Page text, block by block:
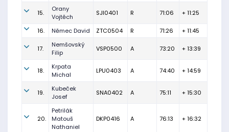
15.
Orany
Vojtěch
SJI0401 R 71:06 + 11:25
16. Němec David ZTC0504 R 71:26 + 11:45
17.
Nemšovský
Filip
VSP0500 A 73:20 + 13:39
18.
Krpata
Michal
LPU0403 A 74:40 + 14:59
19.
Kubeček
Josef
SNA0402 A 75:11 + 15:30
20.
Petrilák
Matouš
Nathaniel
DKP0416 A 76:13 + 16:32